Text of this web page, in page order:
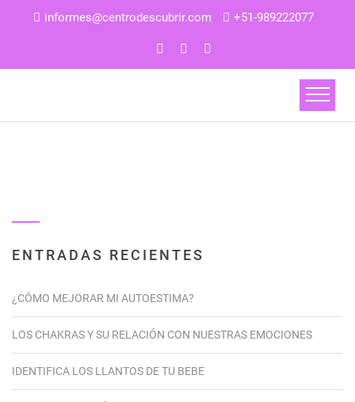
informes@centrodescubrir.com +51-989222077
ENTRADAS RECIENTES
¿CÓMO MEJORAR MI AUTOESTIMA?
LOS CHAKRAS Y SU RELACIÓN CON NUESTRAS EMOCIONES
IDENTIFICA LOS LLANTOS DE TU BEBE